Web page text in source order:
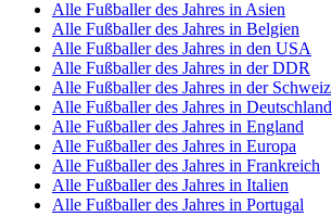
Alle Fußballer des Jahres in Asien
Alle Fußballer des Jahres in Belgien
Alle Fußballer des Jahres in den USA
Alle Fußballer des Jahres in der DDR
Alle Fußballer des Jahres in der Schweiz
Alle Fußballer des Jahres in Deutschland
Alle Fußballer des Jahres in England
Alle Fußballer des Jahres in Europa
Alle Fußballer des Jahres in Frankreich
Alle Fußballer des Jahres in Italien
Alle Fußballer des Jahres in Portugal